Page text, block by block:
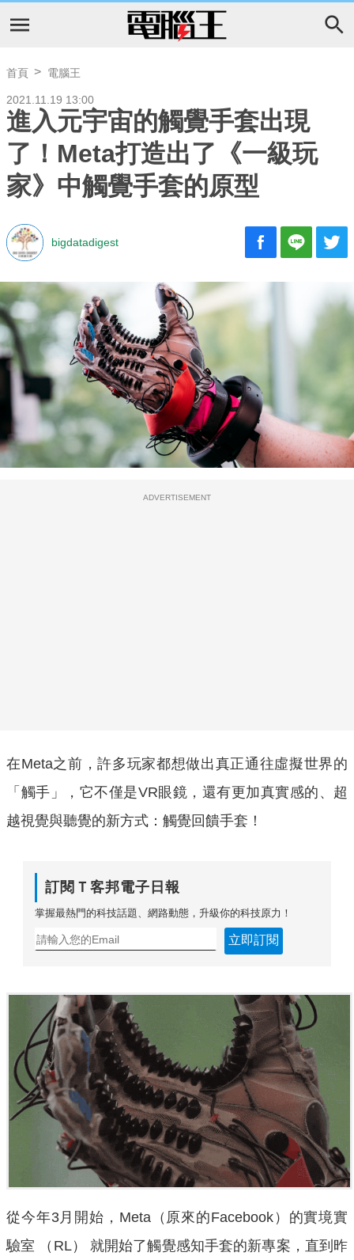
首頁 電腦王
2021.11.19 13:00
進入元宇宙的觸覺手套出現
了！Meta打造出了《一級玩
家》中觸覺手套的原型
bigdatadigest
ADVERTISEMENT
在Meta之前，許多玩家都想做出真正通往虛擬世界的
「觸手」，它不僅是VR眼鏡，還有更加真實感的、超
越視覺與聽覺的新方式：觸覺回饋手套！
訂閱Ｔ客邦電子日報
掌握最熱門的科技話題、網路動態，升級你的科技原力！
立即訂閱
從今年3月開始，Meta（原來的Facebook）的實境實
驗室 （RL） 就開始了觸覺感知手套的新專案，直到昨